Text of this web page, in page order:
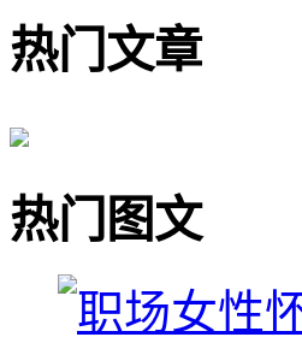
热门文章
热门图文